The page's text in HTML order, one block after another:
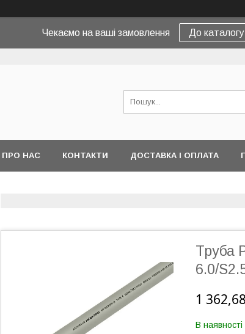
Чекаємо на ваші замовлення До каталогу
ПРО НАС КОНТАКТИ ДОСТАВКА І ОПЛАТА
Труба
6.0/
1
В наявності